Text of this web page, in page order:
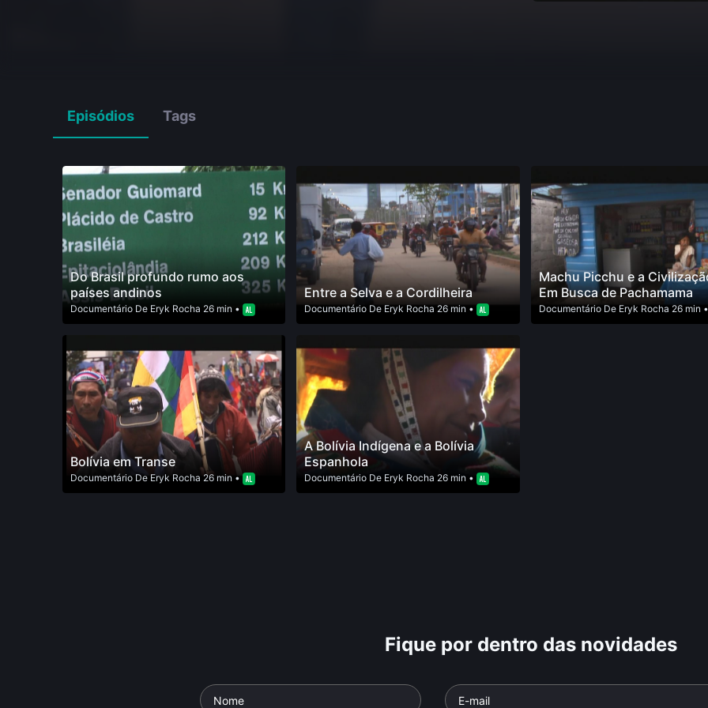
Episódios Tags
Do Brasil profundo rumo aos
países andinos
DocumentárioDe Eryk Rocha 26 min •
Entre a Selva e a Cordilheira
Documentário De Eryk Rocha 26 min •
Machu Picchu e a
Em Busca de Pachamama
DocumentárioDe Eryk Rocha 26 min •
Bolívia em Transe
DocumentárioDe Eryk Rocha 26 min •
A Bolívia Indígena e a Bolívia
Espanhola
Documentário De Eryk Rocha 26 min •
Fique por dentro das novidades